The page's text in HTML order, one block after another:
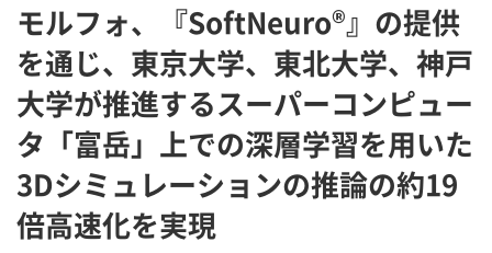
モルフォ、『SoftNeuro®』の提供
を通じ、東京大学、東北大学、神戸
大学が推進するスーパーコンピュー
タ「富岳」上での深層学習を用いた
3Dシミュレーションの推論の約19
倍高速化を実現